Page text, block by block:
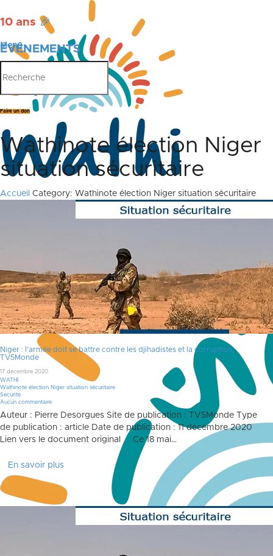
10 ans 🎉
ÉVÉNEMENTS
PUBLICATIONS
Menu
Faire un don
Wathinote élection Niger
situation sécuritaire
Accueil Category: Wathinote élection Niger situation sécuritaire
Niger : l’armée doit se battre contre les djihadistes et la corruption,
TV5Monde
17 décembre 2020
WATHI
Wathinote élection Niger situation sécuritaire
Securite
Aucun commentaire
Auteur : Pierre Desorgues Site de publication : TV5Monde Type
de publication : article Date de publication : 11 décembre 2020
Lien vers le document original Ce 18 mai…
En savoir plus